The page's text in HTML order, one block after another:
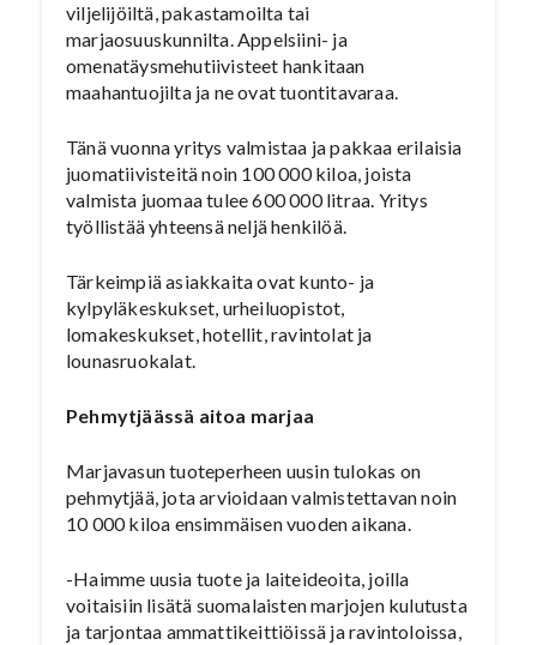
viljelijöiltä, pakastamoilta tai
marjaosuuskunnilta. Appelsiini- ja
omenatäysmehutiivisteet hankitaan
maahantuojilta ja ne ovat tuontitavaraa.
Tänä vuonna yritys valmistaa ja pakkaa erilaisia
juomatiivisteitä noin 100 000 kiloa, joista
valmista juomaa tulee 600 000 litraa. Yritys
työllistää yhteensä neljä henkilöä.
Tärkeimpiä asiakkaita ovat kunto- ja
kylpyläkeskukset, urheiluopistot,
lomakeskukset, hotellit, ravintolat ja
lounasruokalat.
Pehmytjäässä aitoa marjaa
Marjavasun tuoteperheen uusin tulokas on
pehmytjää, jota arvioidaan valmistettavan noin
10 000 kiloa ensimmäisen vuoden aikana.
-Haimme uusia tuote ja laiteideoita, joilla
voitaisiin lisätä suomalaisten marjojen kulutusta
ja tarjontaa ammattikeittiöissä ja ravintoloissa,